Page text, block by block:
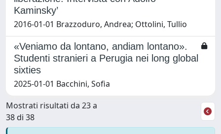
Kaminsky’
2016-01-01 Brazzoduro, Andrea; Ottolini, Tullio
«Veniamo da lontano, andiam lontano».
Studenti stranieri a Perugia nei long global
sixties
2025-01-01 Bacchini, Sofia
Mostrati risultati da 23 a
38 di 38